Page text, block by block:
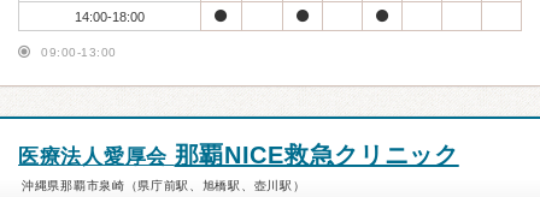
14:00-18:00
09:00-13:00
医療法人愛厚会 那覇NICE救急クリニック
沖縄県那覇市泉崎（県庁前駅、旭橋駅、壺川駅）